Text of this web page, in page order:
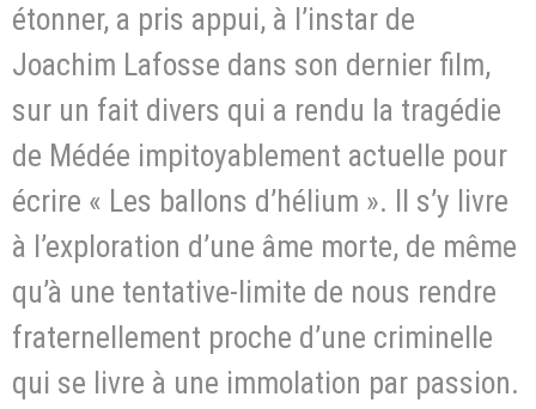
étonner, a pris appui, à l’instar de
Joachim Lafosse dans son dernier film,
sur un fait divers qui a rendu la tragédie
de Médée impitoyablement actuelle pour
écrire « Les ballons d’hélium ». Il s’y livre
à l’exploration d’une âme morte, de même
qu’à une tentative-limite de nous rendre
fraternellement proche d’une criminelle
qui se livre à une immolation par passion.